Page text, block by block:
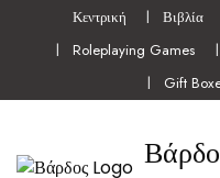
Κεντρική Βιβλία
Roleplaying Games
Gift